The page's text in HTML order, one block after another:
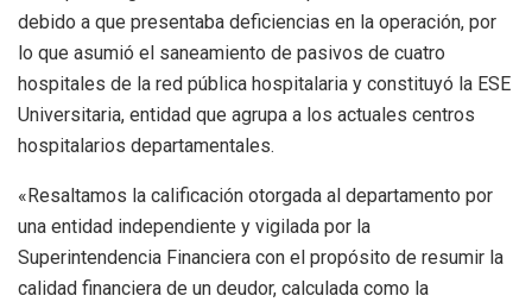
debido a que presentaba deficiencias en la operación, por
lo que asumió el saneamiento de pasivos de cuatro
hospitales de la red pública hospitalaria y constituyó la ESE
Universitaria, entidad que agrupa a los actuales centros
hospitalarios departamentales.
«Resaltamos la calificación otorgada al departamento por
una entidad independiente y vigilada por la
Superintendencia Financiera con el propósito de resumir la
calidad financiera de un deudor, calculada como la